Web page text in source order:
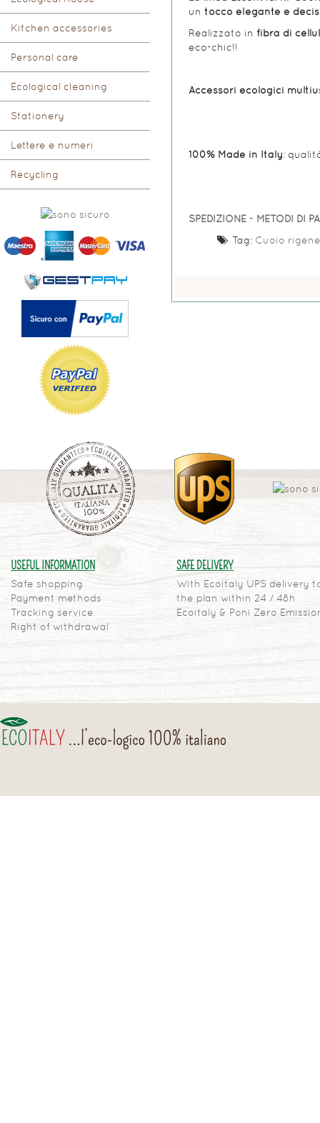
Kitchen accessories
Personal care
Ecological cleaning
Stationery
Lettere e numeri
Recycling
un tocco elegante e
Realizzato in fibra di
eco-chic!!
Accessori ecologici
100% Made in Italy:
SPEDIZIONE - METODI DI
Tag: Cuoio
USEFUL INFORMATION
Safe shopping
Payment methods
Tracking service
Right of withdrawal
SAFE DELIVERY
With Ecoitaly UPS delivery
the plan within 24 / 48h
Ecoitaly & Poni Zero